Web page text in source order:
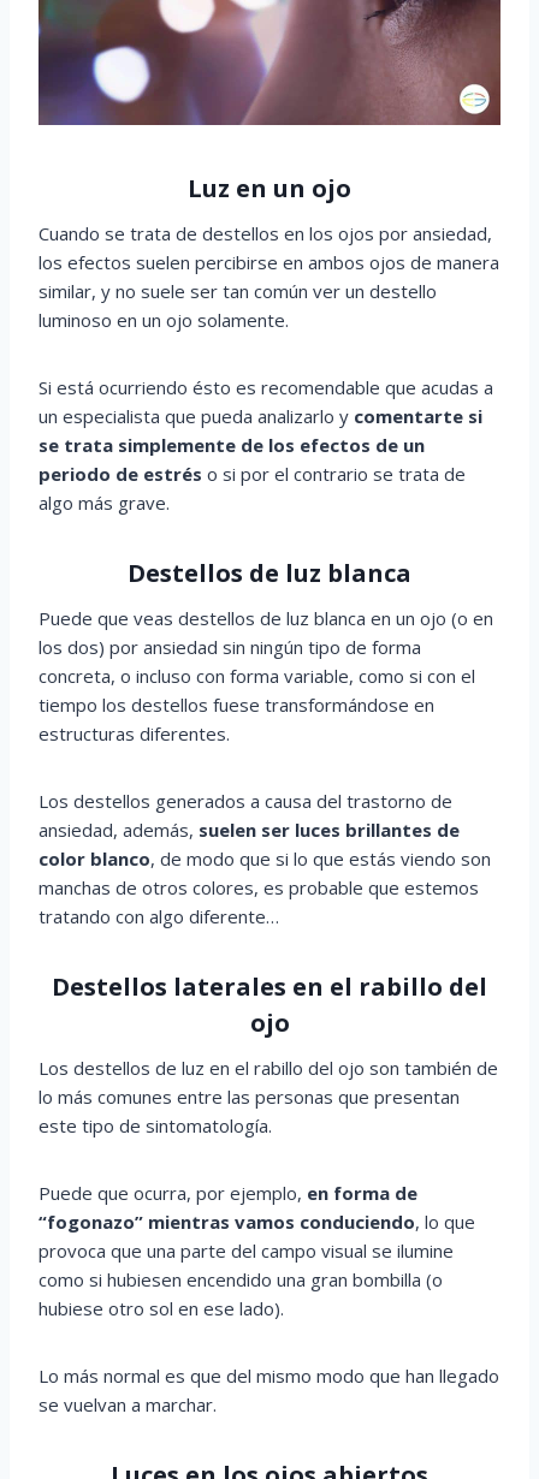
Luz en un ojo
Cuando se trata de destellos en los ojos por ansiedad,
los efectos suelen percibirse en ambos ojos de manera
similar, y no suele ser tan común ver un destello
luminoso en un ojo solamente.
Si está ocurriendo ésto es recomendable que acudas a
un especialista que pueda analizarlo y comentarte si
se trata simplemente de los efectos de un
periodo de estrés o si por el contrario se trata de
algo más grave.
Destellos de luz blanca
Puede que veas destellos de luz blanca en un ojo (o en
los dos) por ansiedad sin ningún tipo de forma
concreta, o incluso con forma variable, como si con el
tiempo los destellos fuese transformándose en
estructuras diferentes.
Los destellos generados a causa del trastorno de
ansiedad, además, suelen ser luces brillantes de
color blanco, de modo que si lo que estás viendo son
manchas de otros colores, es probable que estemos
tratando con algo diferente…
Destellos laterales en el rabillo del
ojo
Los destellos de luz en el rabillo del ojo son también de
lo más comunes entre las personas que presentan
este tipo de sintomatología.
Puede que ocurra, por ejemplo, en forma de
“fogonazo” mientras vamos conduciendo, lo que
provoca que una parte del campo visual se ilumine
como si hubiesen encendido una gran bombilla (o
hubiese otro sol en ese lado).
Lo más normal es que del mismo modo que han llegado
se vuelvan a marchar.